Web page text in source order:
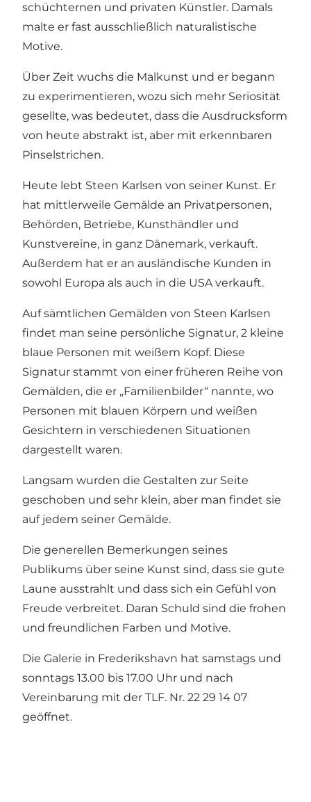
schüchternen und privaten Künstler. Damals
malte er fast ausschließlich naturalistische
Motive.
Über Zeit wuchs die Malkunst und er begann
zu experimentieren, wozu sich mehr Seriosität
gesellte, was bedeutet, dass die Ausdrucksform
von heute abstrakt ist, aber mit erkennbaren
Pinselstrichen.
Heute lebt Steen Karlsen von seiner Kunst. Er
hat mittlerweile Gemälde an Privatpersonen,
Behörden, Betriebe, Kunsthändler und
Kunstvereine, in ganz Dänemark, verkauft.
Außerdem hat er an ausländische Kunden in
sowohl Europa als auch in die USA verkauft.
Auf sämtlichen Gemälden von Steen Karlsen
findet man seine persönliche Signatur, 2 kleine
blaue Personen mit weißem Kopf. Diese
Signatur stammt von einer früheren Reihe von
Gemälden, die er „Familienbilder“ nannte, wo
Personen mit blauen Körpern und weißen
Gesichtern in verschiedenen Situationen
dargestellt waren.
Langsam wurden die Gestalten zur Seite
geschoben und sehr klein, aber man findet sie
auf jedem seiner Gemälde.
Die generellen Bemerkungen seines
Publikums über seine Kunst sind, dass sie gute
Laune ausstrahlt und dass sich ein Gefühl von
Freude verbreitet. Daran Schuld sind die frohen
und freundlichen Farben und Motive.
Die Galerie in Frederikshavn hat samstags und
sonntags 13.00 bis 17.00 Uhr und nach
Vereinbarung mit der TLF. Nr. 22 29 14 07
geöffnet.